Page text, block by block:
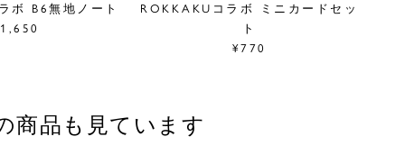
ボ B6無地ノート
ROKKAKUコラボ ミニカードセッ
ト
¥770
商品も見ています